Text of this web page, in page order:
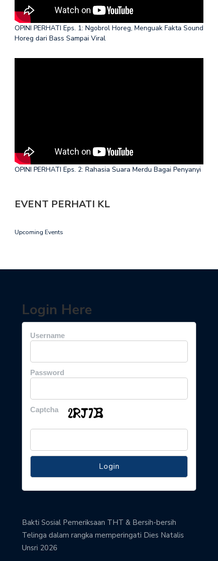
OPINI PERHATI Eps. 1: Ngobrol Horeg, Menguak Fakta Sound
Horeg dari Bass Sampai Viral
OPINI PERHATI Eps. 2: Rahasia Suara Merdu Bagai Penyanyi
EVENT PERHATI KL
Upcoming Events
Login Here
Username
Password
Captcha
Bakti Sosial Pemeriksaan THT & Bersih-bersih
Telinga dalam rangka memperingati Dies Natalis
Unsri 2026